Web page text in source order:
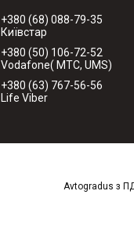
+380 (68) 088-79-35
Київстар
+380 (50) 106-72-52
Vodafone( МТС, UMS)
+380 (63) 767-56-56
Life Viber